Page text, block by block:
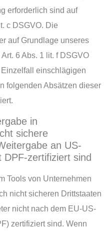
erforderlich sind auf
c DSGVO. Die
auf Grundlage unseres
6 Abs. 1 lit. f DSGVO
einschlägigen
folgenden Absätzen dieser
in
sichere
an US-
zertifiziert sind
Tools von Unternehmen
nicht sicheren Drittstaaten
nicht nach dem EU-US-
zertifiziert sind. Wenn